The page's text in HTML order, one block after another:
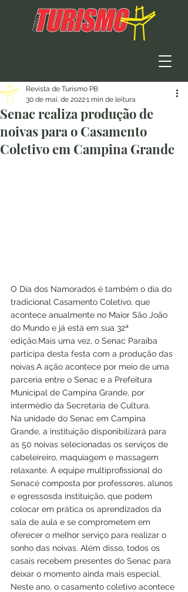
Senac realiza produção de
noivas para o Casamento
Coletivo em Campina Grande
Revista de Turismo PB
30 de mai. de 20221 min de leitura
O Dia dos Namorados é também o dia do
tradicional Casamento Coletivo, que
acontece anualmente no Maior São João
do Mundo e já está em sua 32ª
edição.Mais uma vez, o Senac Paraíba
participa desta festa com a produção das
noivas.A ação acontece por meio de uma
parceria entre o Senac e a Prefeitura
Municipal de Campina Grande, por
intermédio da Secretaria de Cultura.
Na unidade do Senac em Campina
Grande, a instituição disponibilizará para
as 50 noivas selecionadas os serviços de
cabeleireiro, maquiagem e massagem
relaxante. A equipe multiprofissional do
Senacé composta por professores, alunos
e egressosda instituição, que podem
colocar em prática os aprendizados da
sala de aula e se comprometem em
oferecer o melhor serviço para realizar o
sonho das noivas. Além disso, todos os
casais recebem presentes do Senac para
deixar o momento ainda mais especial.
Neste ano, o casamento coletivo acontece